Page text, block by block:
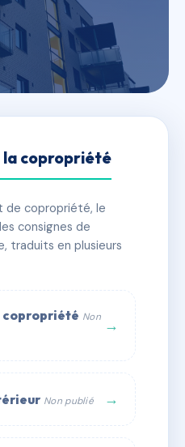
BAT D
VOLTAIRE
🏗 1 bâtiment(s)
💬 WhatsApp
la copropriété
de copropriété, le
consignes de
traduits en plusieurs
copropriété Non →
Non publié →